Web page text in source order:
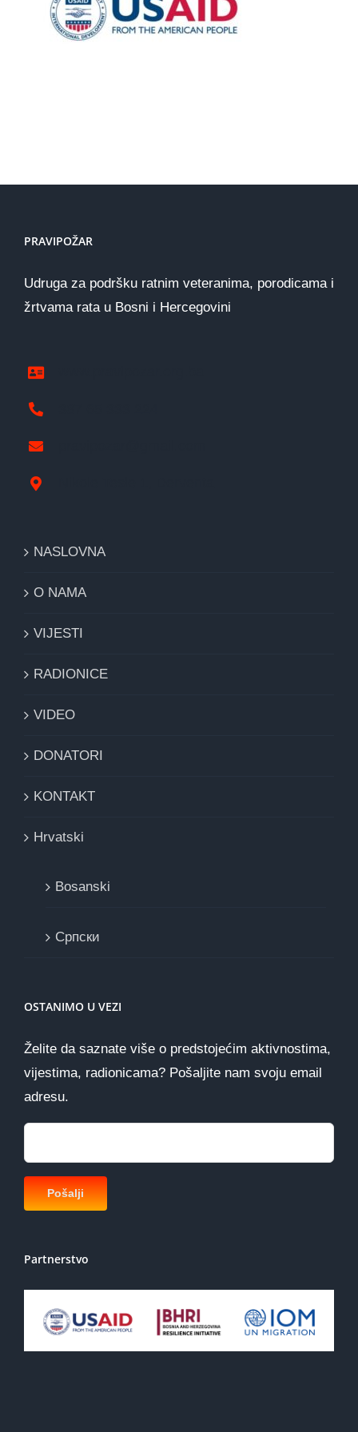
PRAVIPOŽAR
Udruga za podršku ratnim veteranima, porodicama i
žrtvama rata u Bosni i Hercegovini
NASLOVNA
O NAMA
VIJESTI
RADIONICE
VIDEO
DONATORI
KONTAKT
Hrvatski
Bosanski
Cрпски
OSTANIMO U VEZI
Želite da saznate više o predstojećim aktivnostima,
vijestima, radionicama? Pošaljite nam svoju email
adresu.
Partnerstvo